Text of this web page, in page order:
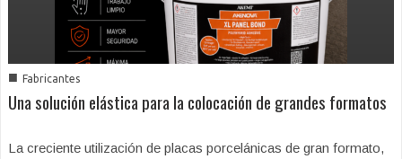
■ Fabricantes
Una solución elástica para la colocación de grandes formatos
La creciente utilización de placas porcelánicas de gran formato,